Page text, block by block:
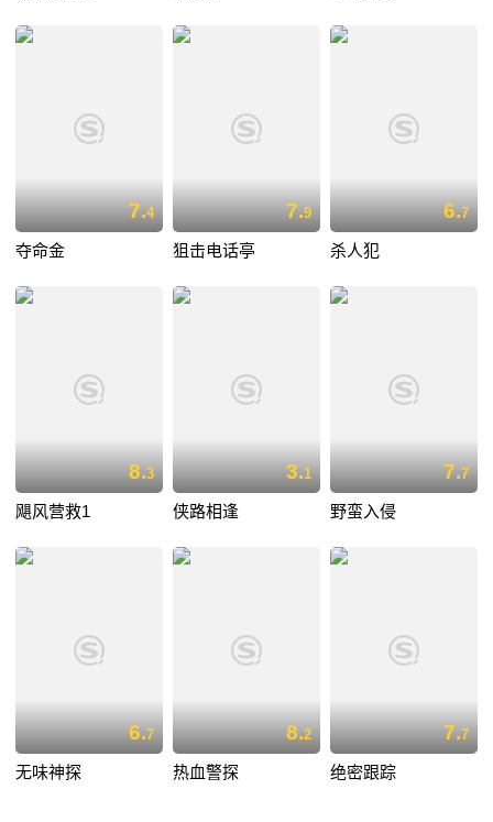
7.4
夺命金
7.9
狙击电话亭
6.7
杀人犯
8.3
飓风营救1
3.1
侠路相逢
7.7
野蛮入侵
6.7
无味神探
8.2
热血警探
7.7
绝密跟踪